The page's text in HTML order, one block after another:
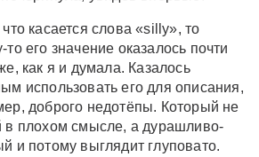
касается слова «silly», то
то его значение оказалось почти
как я и думала. Казалось
использовать его для описания,
доброго недотёпы. Который не
в плохом смысле, а дурашливо-
и потому выглядит глуповато.